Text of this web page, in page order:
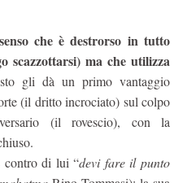
che è destrorso in tutto
scazzottarsi) ma che utilizza
gli dà un primo vantaggio
(il dritto incrociato) sul colpo
(il rovescio), con la
contro di lui “devi fare il punto